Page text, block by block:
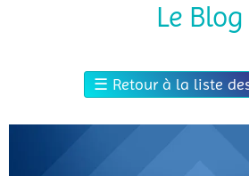
Le Blog
☰ Retour à la liste